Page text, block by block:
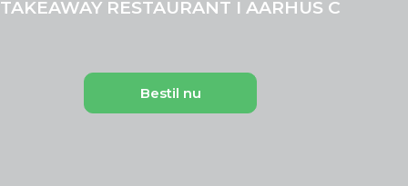
TAKEAWAY RESTAURANT I AARHUS C
Bestil nu